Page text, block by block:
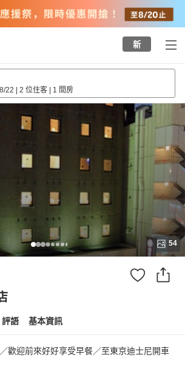
新
22 | 2 位住客 | 1 間房
54
評語 基本資訊
歡迎前來好好享受早餐／至東京迪士尼開車